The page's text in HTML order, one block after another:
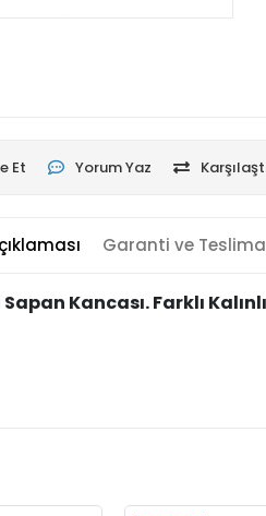
Et Yorum Yaz
Garanti ve
Kancası. Farklı